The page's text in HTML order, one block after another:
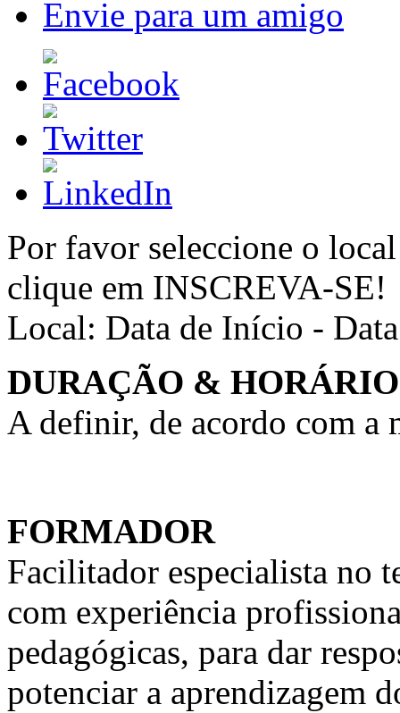
Envie para um amigo
Por favor seleccione o
clique em INSCREVA-SE!
Local: Data de Início -
DURAÇÃO & HORÁRIO
A definir, de acordo com a
FORMADOR
Facilitador especialista no
com experiência
pedagógicas, para dar
potenciar a aprendizagem